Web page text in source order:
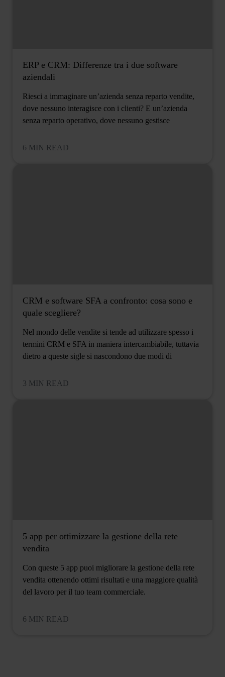
ERP e CRM: Differenze tra i due software
aziendali
Riesci a immaginare un’azienda senza reparto vendite,
dove nessuno interagisce con i clienti? E un’azienda
senza reparto operativo, dove nessuno gestisce
6 MIN READ
CRM e software SFA a confronto: cosa sono e
quale scegliere?
Nel mondo delle vendite si tende ad utilizzare spesso i
termini CRM e SFA in maniera intercambiabile, tuttavia
dietro a queste sigle si nascondono due modi di
3 MIN READ
5 app per ottimizzare la gestione della rete
vendita
Con queste 5 app puoi migliorare la gestione della rete
vendita ottenendo ottimi risultati e una maggiore qualità
del lavoro per il tuo team commerciale.
6 MIN READ